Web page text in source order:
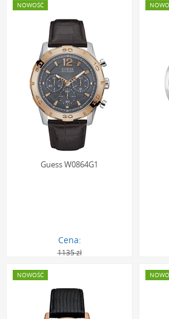
Guess W0864G1
Cena:
1135 zł
NOWOŚĆ
NOWOŚĆ